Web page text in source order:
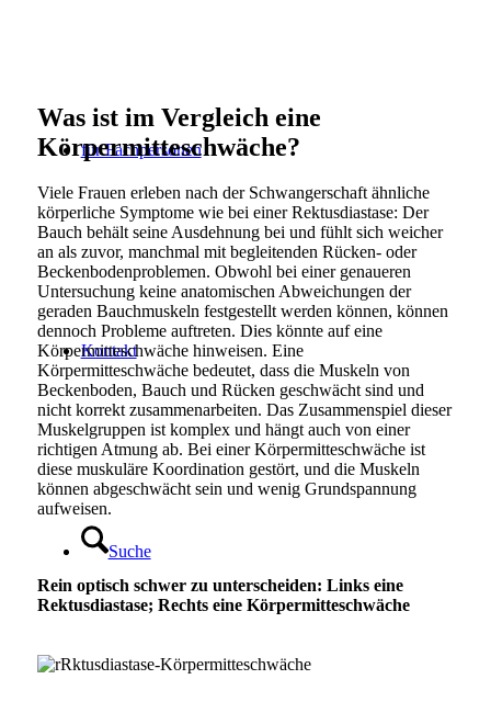
für Fachpersonen
Kontakt
Suche
Was ist im Vergleich eine
Körpermitteschwäche?
Viele Frauen erleben nach der Schwangerschaft ähnliche
körperliche Symptome wie bei einer Rektusdiastase: Der
Bauch behält seine Ausdehnung bei und fühlt sich weicher
an als zuvor, manchmal mit begleitenden Rücken- oder
Beckenbodenproblemen. Obwohl bei einer genaueren
Untersuchung keine anatomischen Abweichungen der
geraden Bauchmuskeln festgestellt werden können, können
dennoch Probleme auftreten. Dies könnte auf eine
Körpermitteschwäche hinweisen. Eine
Körpermitteschwäche bedeutet, dass die Muskeln von
Beckenboden, Bauch und Rücken geschwächt sind und
nicht korrekt zusammenarbeiten. Das Zusammenspiel dieser
Muskelgruppen ist komplex und hängt auch von einer
richtigen Atmung ab. Bei einer Körpermitteschwäche ist
diese muskuläre Koordination gestört, und die Muskeln
können abgeschwächt sein und wenig Grundspannung
aufweisen.
Rein optisch schwer zu unterscheiden: Links eine
Rektusdiastase; Rechts eine Körpermitteschwäche